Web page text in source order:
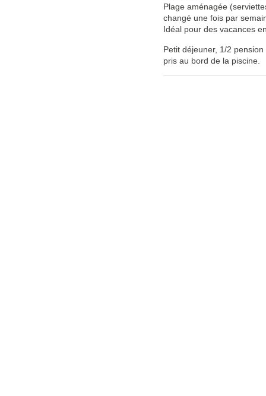
Plage aménagée
changé une fois par
Idéal pour des vacances
Petit déjeuner, 1/2
pris au bord de la piscine.